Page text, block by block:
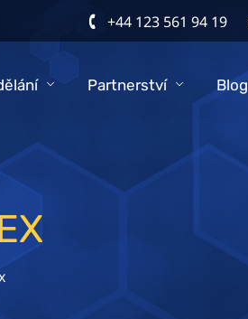
+44 123 561 94 19
Partnerství Blog